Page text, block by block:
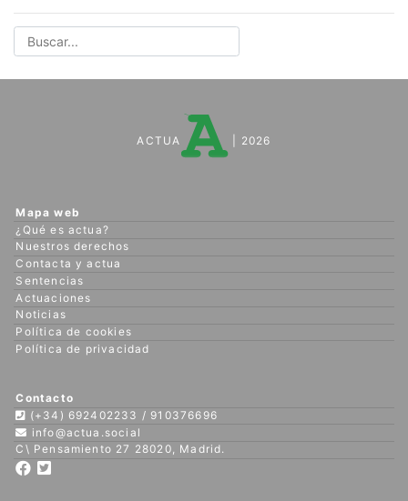
ACTUA | 2026
Mapa web
¿Qué es actua?
Nuestros derechos
Contacta y actua
Sentencias
Actuaciones
Noticias
Política de cookies
Política de privacidad
Contacto
(+34) 692402233 / 910376696
info@actua.social
C\ Pensamiento 27 28020, Madrid.